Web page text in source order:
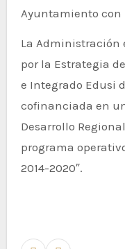
Ayuntamiento con
La Administración
por la Estrategia
e Integrado Edusi
cofinanciada en
Desarrollo
programa
2014-2020″.